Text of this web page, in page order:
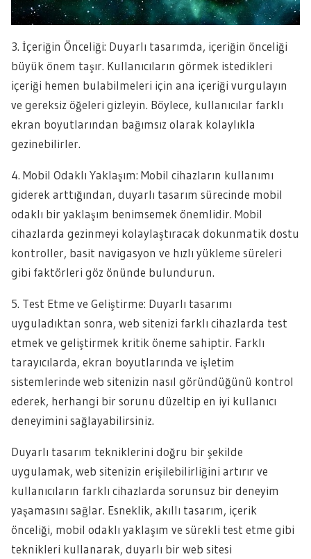
3. İçeriğin Önceliği: Duyarlı tasarımda, içeriğin önceliği
büyük önem taşır. Kullanıcıların görmek istedikleri
içeriği hemen bulabilmeleri için ana içeriği vurgulayın
ve gereksiz öğeleri gizleyin. Böylece, kullanıcılar farklı
ekran boyutlarından bağımsız olarak kolaylıkla
gezinebilirler.
4. Mobil Odaklı Yaklaşım: Mobil cihazların kullanımı
giderek arttığından, duyarlı tasarım sürecinde mobil
odaklı bir yaklaşım benimsemek önemlidir. Mobil
cihazlarda gezinmeyi kolaylaştıracak dokunmatik dostu
kontroller, basit navigasyon ve hızlı yükleme süreleri
gibi faktörleri göz önünde bulundurun.
5. Test Etme ve Geliştirme: Duyarlı tasarımı
uyguladıktan sonra, web sitenizi farklı cihazlarda test
etmek ve geliştirmek kritik öneme sahiptir. Farklı
tarayıcılarda, ekran boyutlarında ve işletim
sistemlerinde web sitenizin nasıl göründüğünü kontrol
ederek, herhangi bir sorunu düzeltip en iyi kullanıcı
deneyimini sağlayabilirsiniz.
Duyarlı tasarım tekniklerini doğru bir şekilde
uygulamak, web sitenizin erişilebilirliğini artırır ve
kullanıcıların farklı cihazlarda sorunsuz bir deneyim
yaşamasını sağlar. Esneklik, akıllı tasarım, içerik
önceliği, mobil odaklı yaklaşım ve sürekli test etme gibi
teknikleri kullanarak, duyarlı bir web sitesi